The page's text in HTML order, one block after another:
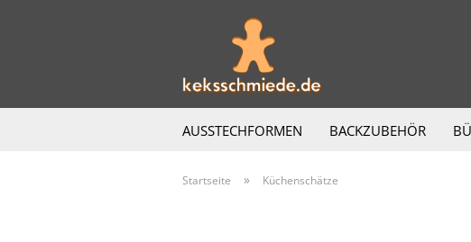
AUSSTECHFORMEN BACKZUBEHÖR
Startseite » Küchenschätze